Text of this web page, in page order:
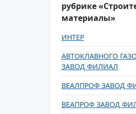
рубрике
материалы»
ИНТЕР
АВТОКЛАВНОГО
ЗАВОД ФИЛИАЛ
ВЕАЛПРОФ ЗАВОД
ВЕАПРОФ ЗАВОД